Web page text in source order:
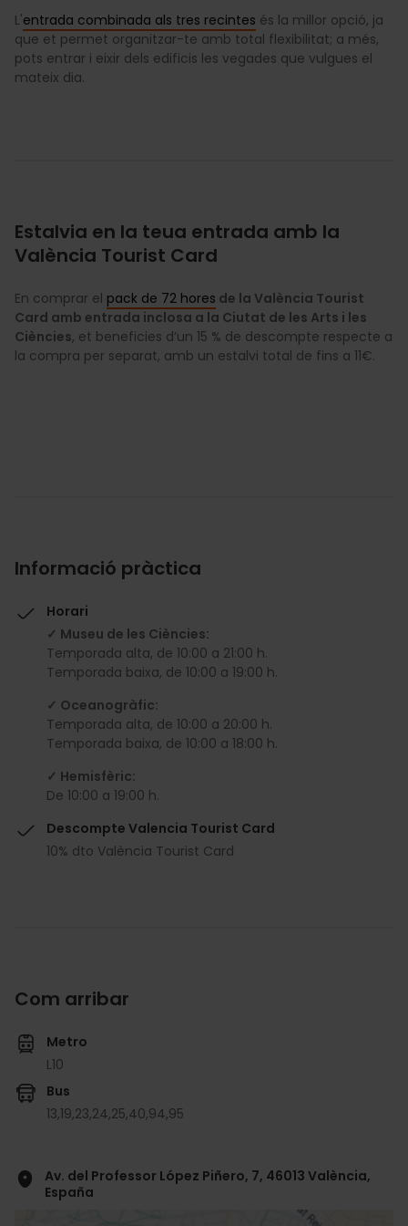
L'entrada combinada als tres recintes és la millor opció, ja
que et permet organitzar-te amb total flexibilitat; a més,
pots entrar i eixir dels edificis les vegades que vulgues el
mateix dia.
Estalvia en la teua entrada amb la
València Tourist Card
En comprar el pack de 72 hores de la València Tourist
Card amb entrada inclosa a la Ciutat de les Arts i les
Ciències, et beneficies d’un 15 % de descompte respecte a
la compra per separat, amb un estalvi total de fins a 11€.
Informació pràctica
Horari
✓ Museu de les Ciències:
Temporada alta, de 10:00 a 21:00 h.
Temporada baixa, de 10:00 a 19:00 h.
✓ Oceanogràfic:
Temporada alta, de 10:00 a 20:00 h.
Temporada baixa, de 10:00 a 18:00 h.
✓ Hemisfèric:
De 10:00 a 19:00 h.
Descompte Valencia Tourist Card
10% dto València Tourist Card
Com arribar
Metro
L10
Bus
13,19,23,24,25,40,94,95
Av. del Professor López Piñero, 7, 46013 València,
España